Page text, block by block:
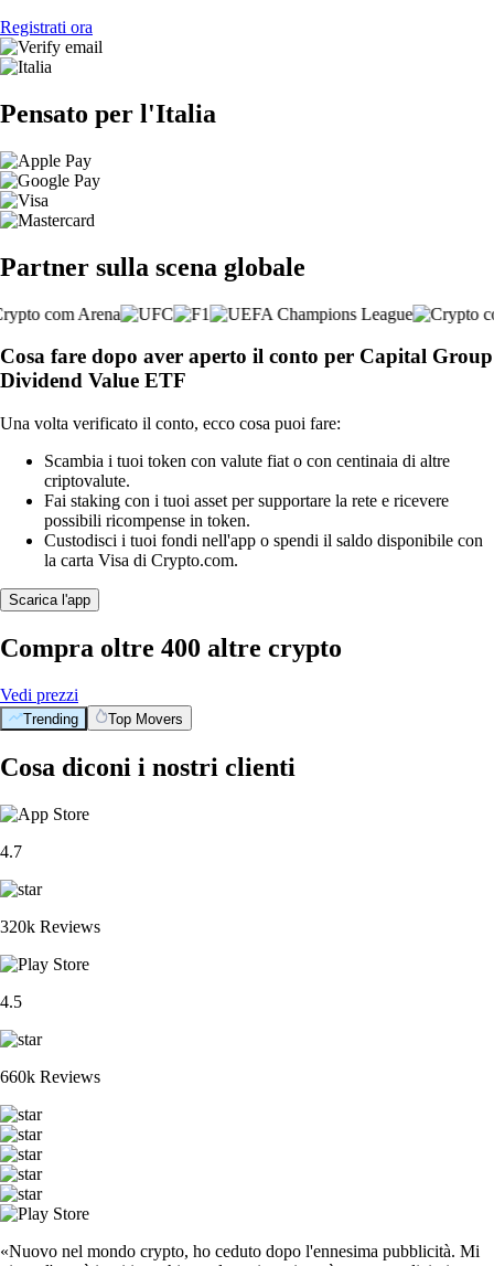
Registrati ora
Pensato per l'Italia
Partner sulla scena globale
Cosa fare dopo aver aperto il conto per Capital Group
Dividend Value ETF
Una volta verificato il conto, ecco cosa puoi fare:
Scambia i tuoi token con valute fiat o con centinaia di altre
criptovalute.
Fai staking con i tuoi asset per supportare la rete e ricevere
possibili ricompense in token.
Custodisci i tuoi fondi nell'app o spendi il saldo disponibile con
la carta Visa di Crypto.com.
Scarica l'app
Compra oltre 400 altre crypto
Vedi prezzi
Trending Top Movers
Cosa diconi i nostri clienti
4.7
320k Reviews
4.5
660k Reviews
«Nuovo nel mondo crypto, ho ceduto dopo l'ennesima pubblicità. Mi